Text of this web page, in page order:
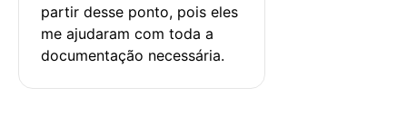
partir desse ponto, pois eles
me ajudaram com toda a
documentação necessária.